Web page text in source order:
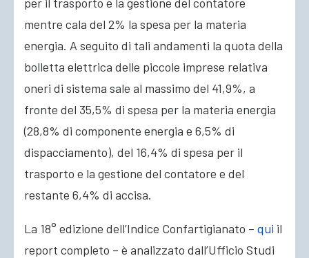
mentre cala del 2% la spesa per la materia
energia. A seguito di tali andamenti la quota della
bolletta elettrica delle piccole imprese relativa
oneri di sistema sale al massimo del 41,9%, a
fronte del 35,5% di spesa per la materia energia
(28,8% di componente energia e 6,5% di
dispacciamento), del 16,4% di spesa per il
trasporto e la gestione del contatore e del
restante 6,4% di accisa.
La 18° edizione dell’Indice Confartigianato – qui il
report completo – è analizzato dall’Ufficio Studi